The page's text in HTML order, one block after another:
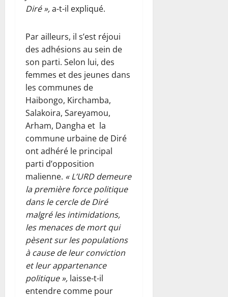
Diré »,a-t-il expliqué.
Par ailleurs, il s’est réjoui
des adhésions au sein de
son parti. Selon lui, des
femmes et des jeunes dans
les communes de
Haibongo, Kirchamba,
Salakoira, Sareyamou,
Arham, Dangha et la
commune urbaine de Diré
ont adhéré le principal
parti d’opposition
malienne. « L’URD demeure
la première force politique
dans le cercle de Diré
malgré les intimidations,
les menaces de mort qui
pèsent sur les populations
à cause de leur conviction
et leur appartenance
politique », laisse-t-il
entendre comme pour